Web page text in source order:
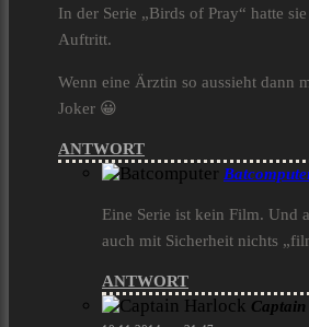
In der Serie „Birds of Pray“ hatte
Auftritt.
Wenn eine Ärztin so aussieht dann
Joker 😀
ANTWORT
Eine Serie ist kein Film. Und
auch mit Sicherheit nichts
ANTWORT